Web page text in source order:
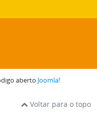
aberto Joomla!
Voltar para o topo